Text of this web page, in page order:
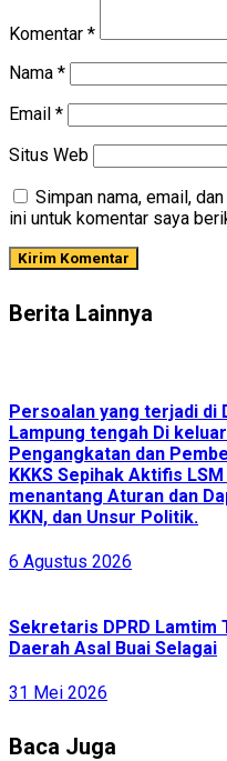
Komentar *
Nama *
Email *
Situs Web
Simpan nama, email,
ini untuk komentar saya
Berita Lainnya
Persoalan yang terjadi di
Lampung tengah Di
Pengangkatan dan
KKKS Sepihak Aktifis
menantang Aturan dan
KKN, dan Unsur Politik.
6 Agustus 2026
Sekretaris DPRD Lamtim
Daerah Asal Buai Selagai
31 Mei 2026
Baca Juga